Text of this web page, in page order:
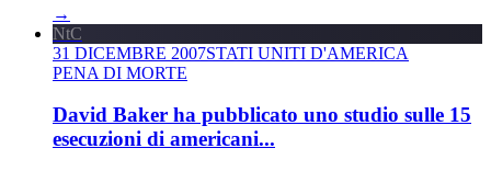
→
NtC
31 DICEMBRE 2007STATI UNITI D'AMERICA
PENA DI MORTE
David Baker ha pubblicato uno studio sulle 15
esecuzioni di americani...